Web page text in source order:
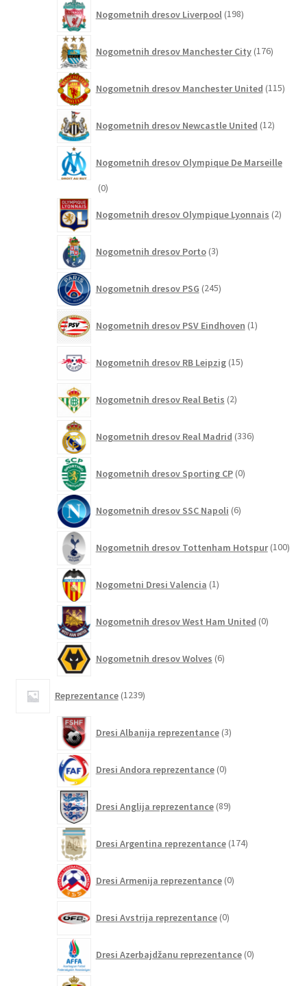
Nogometnih dresov Liverpool 198izdelkov
Nogometnih dresov Manchester City 176izdelkov
Nogometnih dresov Manchester United 115
Nogometnih dresov Newcastle United 12izdelkov
Nogometnih dresov Olympique De Marseille
00
Nogometnih dresov Olympique Lyonnais 2izdelka
Nogometnih dresov Porto 3izdelki
Nogometnih dresov PSG 245izdelkov
Nogometnih dresov PSV Eindhoven 1izdelek
Nogometnih dresov RB Leipzig 15izdelkov
Nogometnih dresov Real Betis 2izdelka
Nogometnih dresov Real Madrid 336izdelkov
Nogometnih dresov Sporting CP 0izdelkov
Nogometnih dresov SSC Napoli 6izdelkov
Nogometnih dresov Tottenham Hotspur 100
Nogometni Dresi Valencia 1izdelek
Nogometnih dresov West Ham United 0izdelkov
Nogometnih dresov Wolves 6izdelkov
Reprezentance 1239izdelkov
Dresi Albanija reprezentance 3izdelki
Dresi Andora reprezentance 0izdelkov
Dresi Anglija reprezentance 89izdelkov
Dresi Argentina reprezentance 174izdelkov
Dresi Armenija reprezentance 0izdelkov
Dresi Avstrija reprezentance 0izdelkov
Dresi Azerbajdžanu reprezentance 0izdelkov